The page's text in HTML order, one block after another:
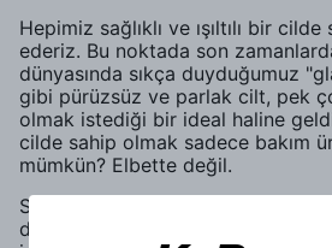
Hepimiz sağlıklı ve ışıltılı bir
ederiz. Bu noktada son
dünyasında sıkça duyduğumuz
gibi pürüzsüz ve parlak cilt, pek
olmak istediği bir ideal haline
cilde sahip olmak sadece bakım
mümkün? Elbette değil.
Sağlıklı ve parlak bir cilt için en
de doğru beslenmedir. Cildiniz